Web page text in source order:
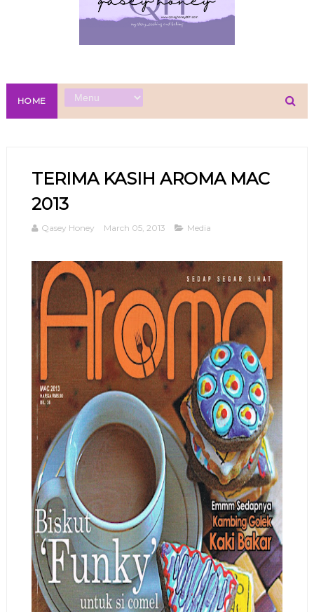
HOME
TERIMA KASIH AROMA MAC
2013
Qasey Honey March 05, 2013 Media